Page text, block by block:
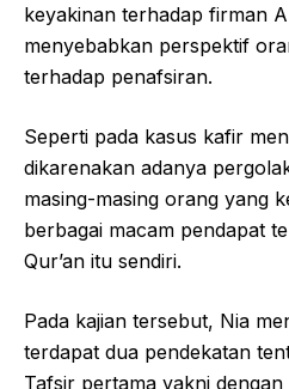
keyakinan terhadap firman
menyebabkan perspektif
terhadap penafsiran.
Seperti pada kasus kafir
dikarenakan adanya
masing-masing orang yang
berbagai macam pendapat
Qur’an itu sendiri.
Pada kajian tersebut, Nia
terdapat dua pendekatan
Tafsir pertama yakni